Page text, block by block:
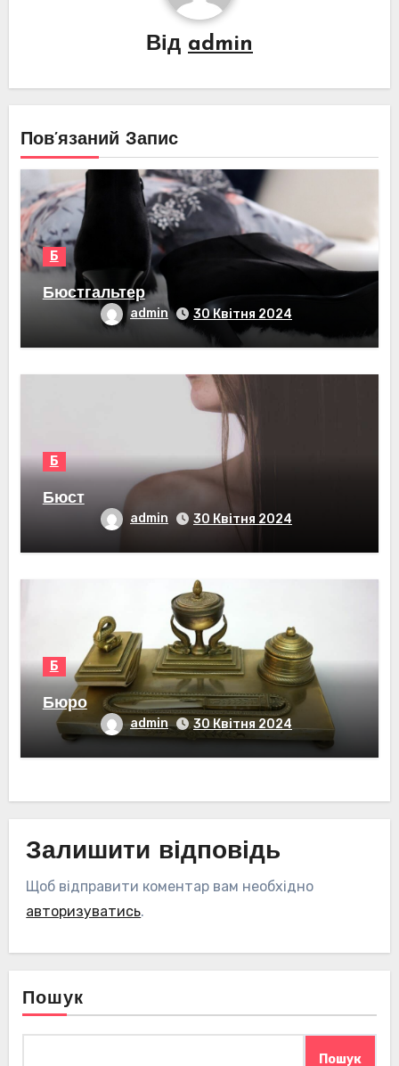
Від admin
Пов’язаний Запис
Б
Бюстгальтер
admin 30 Квітня 2024
Б
Бюст
admin 30 Квітня 2024
Б
Бюро
admin 30 Квітня 2024
Залишити відповідь
Щоб відправити коментар вам необхідно
авторизуватись.
Пошук
Пошук